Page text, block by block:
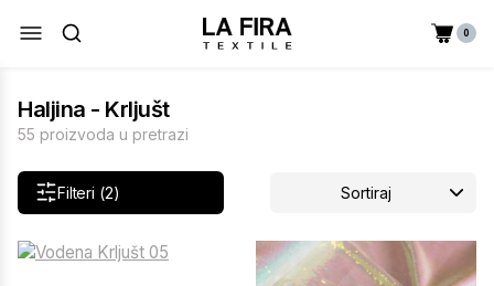
0
Haljina - Krljušt
55 proizvoda u pretrazi
Filteri (2) Sortiraj